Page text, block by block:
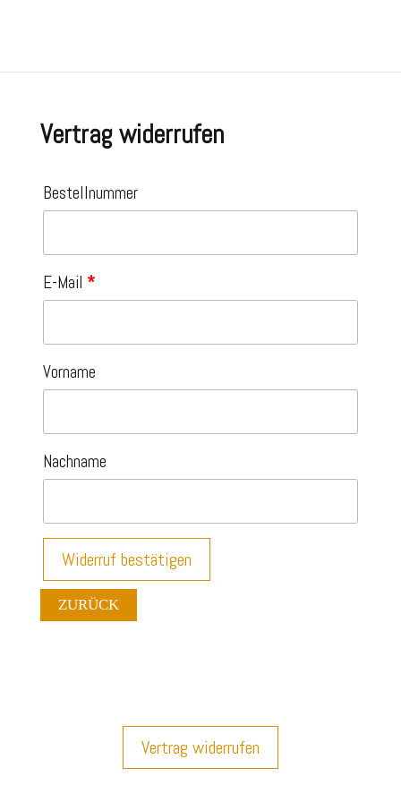
Vertrag widerrufen
Bestellnummer
E-Mail *
Vorname
Nachname
Widerruf bestätigen
ZURÜCK
Vertrag widerrufen